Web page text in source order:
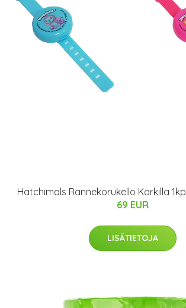
Hatchimals Rannekorukello Karkilla
69 EUR
LISÄTIETOJA